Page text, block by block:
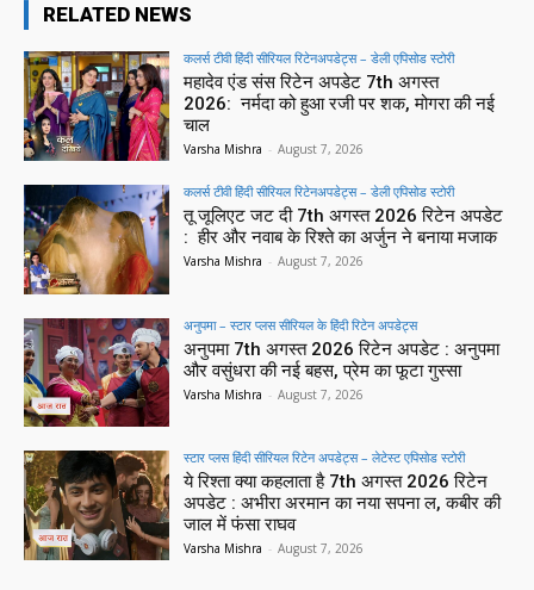
RELATED NEWS
कलर्स टीवी हिंदी सीरियल रिटेनअपडेट्स – डेली एपिसोड स्टोरी
महादेव एंड संस रिटेन अपडेट 7th अगस्त
2026: नर्मदा को हुआ रजी पर शक, मोगरा की नई
चाल
Varsha Mishra - August 7, 2026
कलर्स टीवी हिंदी सीरियल रिटेनअपडेट्स – डेली एपिसोड स्टोरी
तू जूलिएट जट दी 7th अगस्त 2026 रिटेन अपडेट
: हीर और नवाब के रिश्ते का अर्जुन ने बनाया मजाक
Varsha Mishra - August 7, 2026
अनुपमा – स्टार प्लस सीरियल के हिंदी रिटेन अपडेट्स
अनुपमा 7th अगस्त 2026 रिटेन अपडेट : अनुपमा
और वसुंधरा की नई बहस, प्रेम का फूटा गुस्सा
Varsha Mishra - August 7, 2026
स्टार प्लस हिंदी सीरियल रिटेन अपडेट्स – लेटेस्ट एपिसोड स्टोरी
ये रिश्ता क्या कहलाता है 7th अगस्त 2026 रिटेन
अपडेट : अभीरा अरमान का नया सपना ल, कबीर की
जाल में फंसा राघव
Varsha Mishra - August 7, 2026